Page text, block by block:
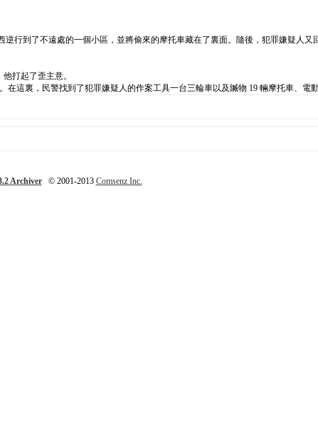
行到了不遠處的一個小區，並將偷來的摩托車藏在了裏面。隨後，犯罪嫌疑人
打起了歪主意。
這裏，民警找到了犯罪嫌疑人的作案工具一台三輪車以及贓物 19 輛摩托車、電
Archiver© 2001-2013 Comsenz Inc.